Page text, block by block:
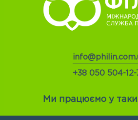
+38 050 504-12-
Ми працюємо у